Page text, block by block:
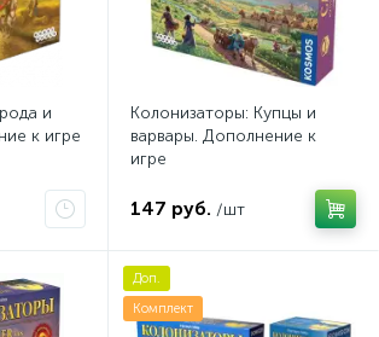
и
к игре
Колонизаторы: Купцы и
варвары. Дополнение к
игре
147 руб. /шт
Доп.
Комплект